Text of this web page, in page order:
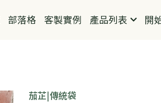
部落格 客製實例 產品列表 開
茄芷|傳統袋